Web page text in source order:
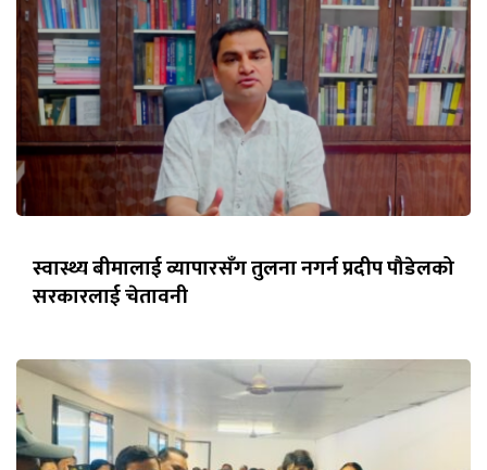
स्वास्थ्य बीमालाई व्यापारसँग तुलना नगर्न प्रदीप पौडेलको
सरकारलाई चेतावनी